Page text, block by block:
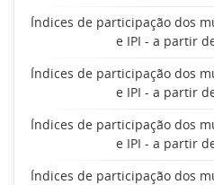
Índices de participação dos
e IPI - a partir
Índices de participação dos
e IPI - a partir
Índices de participação dos
e IPI - a partir
Índices de participação dos